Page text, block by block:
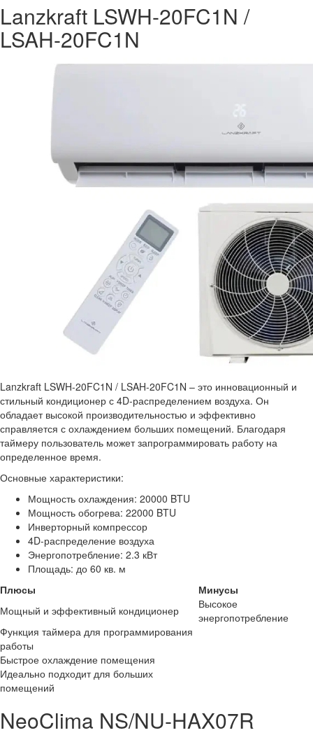
Lanzkraft LSWH-20FC1N /
LSAH-20FC1N
Lanzkraft LSWH-20FC1N / LSAH-20FC1N – это инновационный и
стильный кондиционер с 4D-распределением воздуха. Он
обладает высокой производительностью и эффективно
справляется с охлаждением больших помещений. Благодаря
таймеру пользователь может запрограммировать работу на
определенное время.
Основные характеристики:
Мощность охлаждения: 20000 BTU
Мощность обогрева: 22000 BTU
Инверторный компрессор
4D-распределение воздуха
Энергопотребление: 2.3 кВт
Площадь: до 60 кв. м
Плюсы
Минусы
Мощный и эффективный кондиционер
Высокое
энергопотребление
Функция таймера для программирования
работы
Быстрое охлаждение помещения
Идеально подходит для больших
помещений
NeoClima NS/NU-HAX07R